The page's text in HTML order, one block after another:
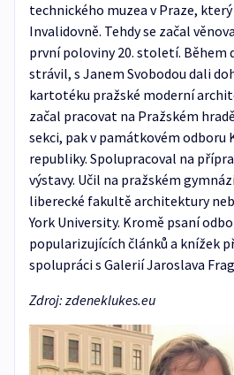
technického muzea v Praze,
Invalidovně. Tehdy se začal
první poloviny 20. století.
strávil, s Janem Svobodou dali
kartotéku pražské moderní
začal pracovat na Pražském
sekci, pak v památkovém odboru
republiky. Spolupracoval na
výstavy. Učil na pražském
liberecké fakultě architektury
York University. Kromě psaní
popularizujících článků a knížek
spolupráci s Galerií Jaroslava
Zdroj: zdeneklukes.eu